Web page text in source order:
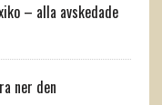
– alla avskedade
ner den